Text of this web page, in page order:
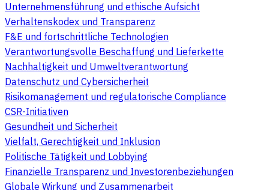
Unternehmensführung und ethische Aufsicht
Verhaltenskodex und Transparenz
F&E und fortschrittliche Technologien
Verantwortungsvolle Beschaffung und Lieferkette
Nachhaltigkeit und Umweltverantwortung
Datenschutz und Cybersicherheit
Risikomanagement und regulatorische Compliance
CSR-Initiativen
Gesundheit und Sicherheit
Vielfalt, Gerechtigkeit und Inklusion
Politische Tätigkeit und Lobbying
Finanzielle Transparenz und Investorenbeziehungen
Globale Wirkung und Zusammenarbeit